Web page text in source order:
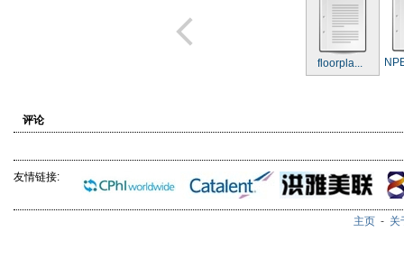
floorpla...
评论
友情链接:
主页 - 关